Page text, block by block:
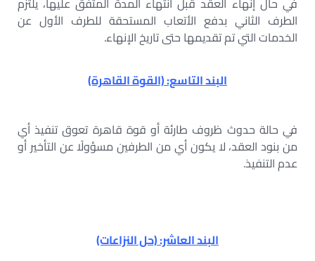
الطرف الثاني بدفع الأتعاب المستحقة للطرف الأول عن
الخدمات التي تم تقديمها حتى تاريخ الإنهاء.
البند التاسع: (القوة القاهرة)
في حالة حدوث ظروف طارئة أو قوة قاهرة تعوق تنفيذ أي
من بنود العقد، لا يكون أي من الطرفين مسؤولًا عن التأخير أو
عدم التنفيذ.
البند العاشر: (حل النزاعات)